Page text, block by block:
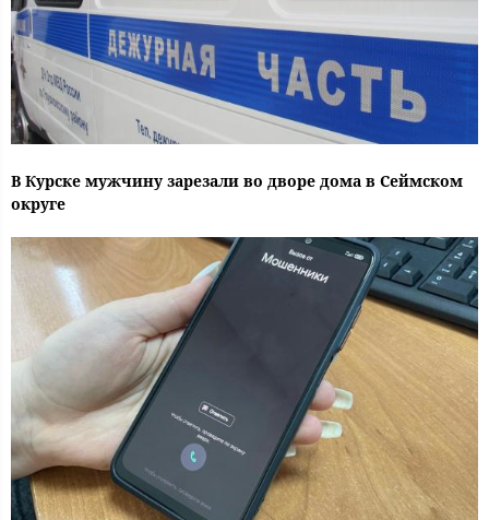
В Курске мужчину зарезали во дворе дома в Сеймском
округе